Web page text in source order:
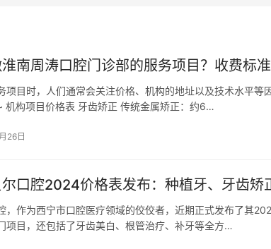
南周涛口腔门诊部的服务项目？收费标
项目时，人们通常会关注价格、机构的地址以及技术水平
机构项目价格表 牙齿矫正 传统金属矫正：约6…
26日
口腔2024价格表发布：种植牙、牙齿矫
，作为西宁市口腔医疗领域的佼佼者，近期正式发布了其
项目，还包括了牙齿美白、根管治疗、补牙等全方…